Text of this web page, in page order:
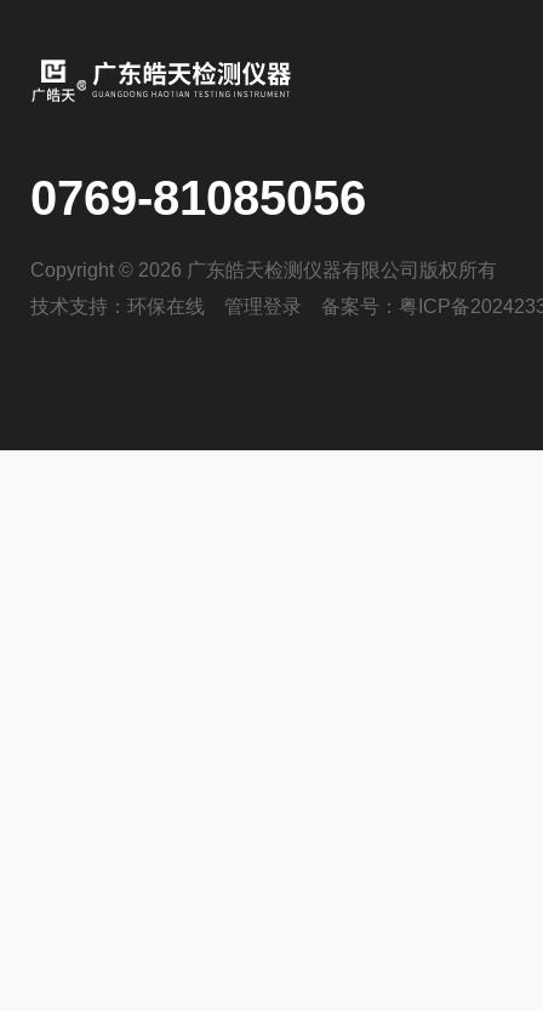
0769-81085056
Copyright © 2026 广东皓天检测仪器有限公司版权所有
技术支持： 环保在线 管理登录 备案号： 粤ICP备